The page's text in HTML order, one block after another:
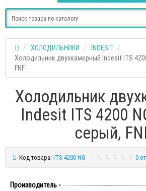
ХОЛОДИЛЬНИКИ
INDESIT
Холодильник двухкамерный Indesit ITS
FNF
Холодильник
Indesit ITS 4200
серый,
Код товара:ITS 4200 NG 0
Производитель -